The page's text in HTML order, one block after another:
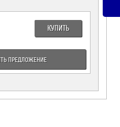
КУПИТЬ
ПРЕДЛОЖЕНИЕ